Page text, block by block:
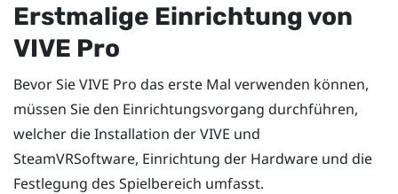
Erstmalige Einrichtung von
VIVE Pro
Bevor SieVIVE Pro das erste Mal verwenden können,
müssen Sie den Einrichtungsvorgang durchführen,
welcher die Installation derVIVE und
SteamVRSoftware, Einrichtung der Hardware und die
Festlegung des Spielbereich umfasst.